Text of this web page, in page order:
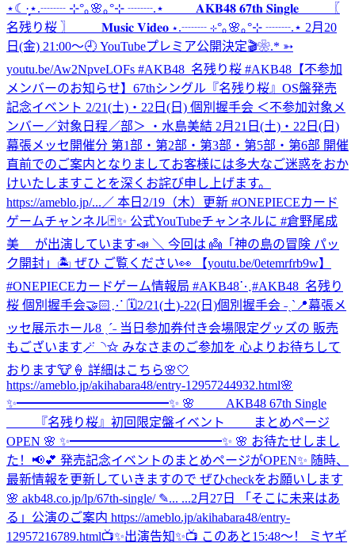
⋆☾·̩͙⋆.┈┈ ⊹°｡🌸｡°⊹ ┈┈.⋆ 𝐀𝐊𝐁𝟒𝟖 𝟔𝟕𝐭𝐡 𝐒𝐢𝐧𝐠𝐥𝐞 〖
名残り桜 〗 𝐌𝐮𝐬𝐢𝐜 𝐕𝐢𝐝𝐞𝐨 ⋆.┈┈ ⊹°｡🌸｡°⊹ ┈┈.⋆ 2月20
日(金) 21:00〜🕘 YouTubeプレミア公開決定🎬❀.* ➳
youtu.be/Aw2NpveLOFs #AKB48_名残り桜 #AKB48 【不参加
メンバーのお知らせ】67thシングル『名残り桜』OS盤発売
記念イベント 2/21(土)・22日(日) 個別握手会 ＜不参加対象メ
ンバー／対象日程／部＞ ・水島美結 2月21日(土)・22日(日)
幕張メッセ開催分 第1部・第2部・第3部・第5部・第6部 開催
直前でのご案内となりましてお客様には多大なご迷惑をおか
けいたしますことを深くお詫び申し上げます。
https://ameblo.jp/... ／ 本日2/19（木）更新 #ONEPIECEカード
ゲームチャンネル🃏✨ 公式YouTubeチャンネルに #倉野尾成
美 が出演しています📣 ＼ 今回は 👼「神の島の冒険 パッ
ク開封」🏝️ ぜひ ご覧ください👀 【youtu.be/0etemrfrb9w】
#ONEPIECEカードゲーム情報局 #AKB48⋱#AKB48_名残り
桜 個別握手会🤝🏻⋰ 🗓️2/21(土)-22(日)個別握手会 ˗ˏˋ📍幕張メ
ッセ展示ホール8 ˎˊ˗ 当日参加券付き会場限定グッズの 販売
もございます🪄◝✩ みなさまのご参加を 心よりお待ちして
おります🐮🍦 詳細はこちら🌸🤍
https://ameblo.jp/akihabara48/entry-12957244932.html🌸
✨━━━━━━━━━━━━✨ 🌸 AKB48 67th Single
『名残り桜』初回限定盤イベント まとめページ
OPEN 🌸 ✨━━━━━━━━━━━━✨ 🌸 お待たせしまし
た！📢💕 発売記念イベントのまとめページがOPEN✨ 随時、
最新情報を更新していきますので ぜひcheckをお願いします
🌸 akb48.co.jp/lp/67th-single/ ✎... ...2月27日 「そこに未来はあ
る」公演のご案内 https://ameblo.jp/akihabara48/entry-
12957216789.html📺✨出演告知✨📺 このあと15:48〜！ ミヤギ